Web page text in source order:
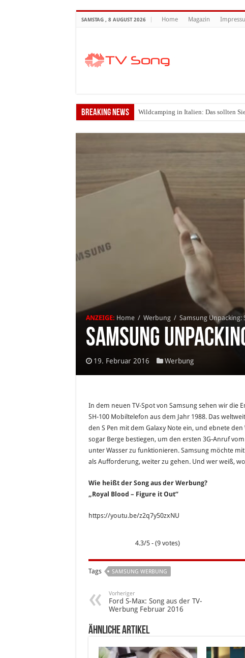
SAMSTAG , 8 AUGUST 2026 Home Magazin
Breaking News Wildcamping in Italien: Das sollten
ANZEIGE: Home / Werbung / Samsung Unpacking:
Samsung
19. Februar 2016 Werbung
In dem neuen TV-Spot von Samsung sehen wir die
SH-100 Mobiltelefon aus dem Jahr 1988. Das
den S Pen mit dem Galaxy Note ein, und ebnete
sogar Berge bestiegen, um den ersten 3G-Anruf
unter Wasser zu funktionieren. Samsung möchte
als Aufforderung, weiter zu gehen. Und wer weiß,
Wie heißt der Song aus der Werbung?
„Royal Blood – Figure it Out“
https://youtu.be/z2q7y50zxNU
4.3/5 - (9 votes)
Tags SAMSUNG WERBUNG
Vorheriger
Ford S-Max: Song aus der TV-
Werbung Februar 2016
Ähnliche Artikel